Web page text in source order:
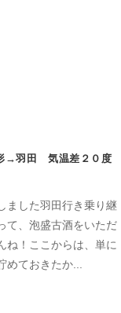
→羽田 気温差２０度
ました羽田行き乗り継
て、泡盛古酒をいただ
ね！ここからは、単に
ておきたか...